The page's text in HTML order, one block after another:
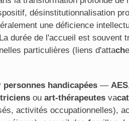
désinstitutionnalisation
une déficience
durée de l'accueil est souvent
particulières (liens d'attach
handicapées — AES
ou art-thérapeutes vacat
activités occupationnelles),